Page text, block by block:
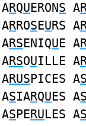
ARQUERONS A
ARROSEURS A
ARSENIQUE A
ARSOUILLE A
ARUSPICES AS
ASIARQUES AS
ASPERULES AS